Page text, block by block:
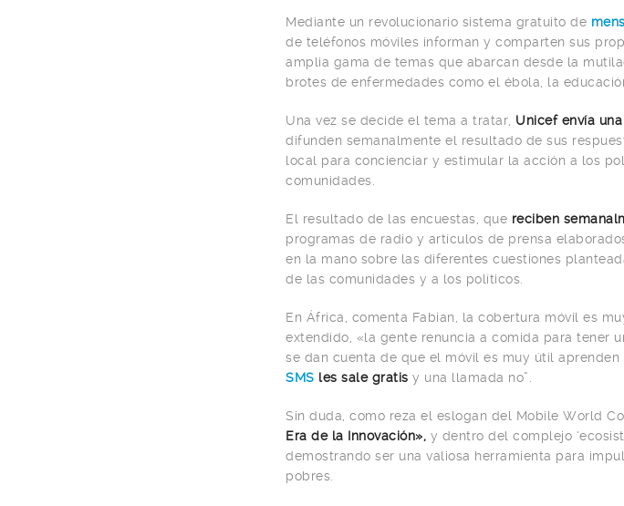
Mediante un revolucionario sistema gratuito de
de teléfonos móviles informan y comparten sus
amplia gama de temas que abarcan desde la
brotes de enfermedades como el ébola, la
Una vez se decide el tema a tratar, Unicef envía
difunden semanalmente el resultado de sus
local para concienciar y estimular la acción a los
comunidades.
El resultado de las encuestas, que reciben
programas de radio y artículos de prensa
en la mano sobre las diferentes cuestiones
de las comunidades y a los políticos.
En África, comenta Fabian, la cobertura móvil es
extendido, «la gente renuncia a comida para tener
se dan cuenta de que el móvil es muy útil
SMS les sale gratis y una llamada no”.
Sin duda, como reza el eslogan del Mobile World
Era de la Innovación», y dentro del complejo
demostrando ser una valiosa herramienta para
pobres.